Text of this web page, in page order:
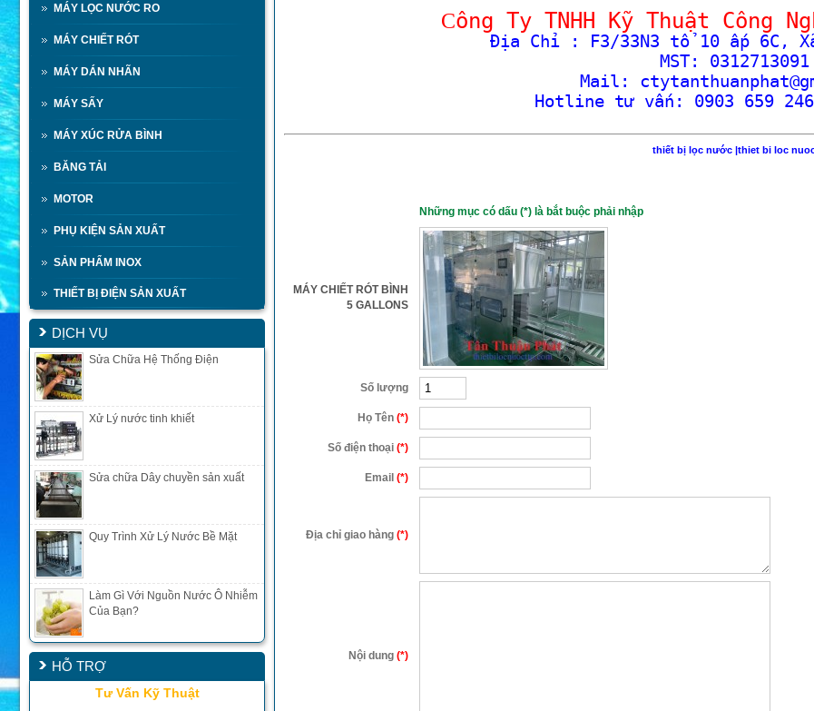
MÁY LỌC NƯỚC RO
MÁY CHIẾT RÓT
MÁY DÁN NHÃN
MÁY SẤY
MÁY XÚC RỬA BÌNH
BĂNG TẢI
MOTOR
PHỤ KIỆN SẢN XUẤT
SẢN PHẨM INOX
THIẾT BỊ ĐIỆN SẢN XUẤT
DỊCH VỤ
Sửa Chữa Hệ Thống Điện
Xử Lý nước tinh khiết
Sửa chữa Dây chuyền sản xuất
Quy Trình Xử Lý Nước Bề Mặt
Làm Gì Với Nguồn Nước Ô Nhiễm
Của Bạn?
HỖ TRỢ
Tư Vấn Kỹ Thuật
Công Ty TNHH Kỹ Thuật Công
Địa Chỉ : F3/33N3 tổ 10 ấp 6C, Xã
MST: 0312713091
Mail:
Hotline tư vấn: 0903 659
thiết bị lọc nước |thiet bi loc
Những mục có dấu (*) là bắt buộc phải nhập
MÁY CHIẾT RÓT BÌNH
5 GALLONS
Số lượng
Họ Tên (*)
Số điện thoại (*)
Email (*)
Địa chỉ giao hàng (*)
Nội dung (*)